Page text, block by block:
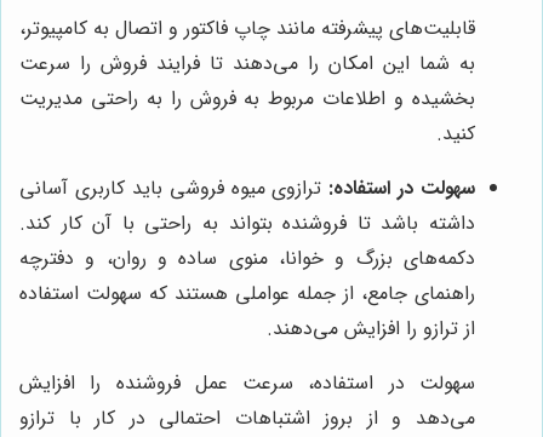
قابلیت‌های پیشرفته مانند چاپ فاکتور و اتصال به کامپیوتر،
به شما این امکان را می‌دهند تا فرایند فروش را سرعت
بخشیده و اطلاعات مربوط به فروش را به راحتی مدیریت
کنید.
سهولت در استفاده: ترازوی میوه فروشی باید کاربری آسانی
داشته باشد تا فروشنده بتواند به راحتی با آن کار کند.
دکمه‌های بزرگ و خوانا، منوی ساده و روان، و دفترچه
راهنمای جامع، از جمله عواملی هستند که سهولت استفاده
از ترازو را افزایش می‌دهند.
سهولت در استفاده، سرعت عمل فروشنده را افزایش
می‌دهد و از بروز اشتباهات احتمالی در کار با ترازو